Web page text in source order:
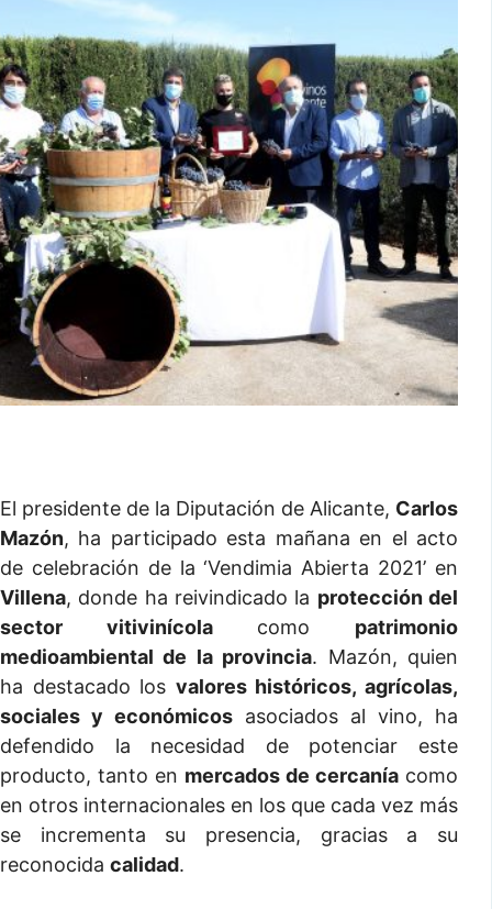
El presidente de la Diputación de Alicante, Carlos
Mazón, ha participado esta mañana en el acto
de celebración de la ‘Vendimia Abierta 2021’ en
Villena, donde ha reivindicado la protección del
sector vitivinícolacomo patrimonio
medioambiental de la provincia. Mazón, quien
ha destacado los valores históricos, agrícolas,
sociales y económicos asociados al vino, ha
defendido la necesidad de potenciar este
producto, tanto en mercados de cercanía como
en otros internacionales en los que cada vez más
se incrementa su presencia, gracias a su
reconocida calidad.